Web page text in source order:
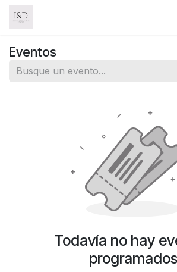
Eventos
Todavía no hay
programados